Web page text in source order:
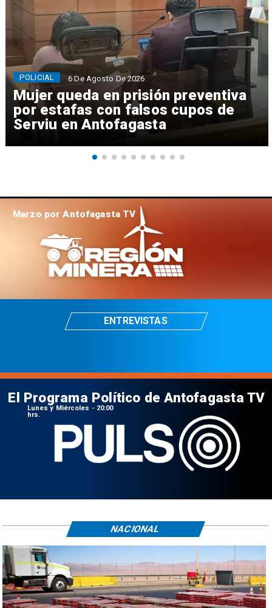
Mujer queda en prisión preventiva
por estafas con falsos cupos de
Serviu en Antofagasta
POLICIAL 6 De Agosto De 2026
Marzo por Antofagasta TV
ENTREVISTAS
El Programa Político de Antofagasta TV
Lunes y Miércoles - 20:00
hrs.
NACIONAL